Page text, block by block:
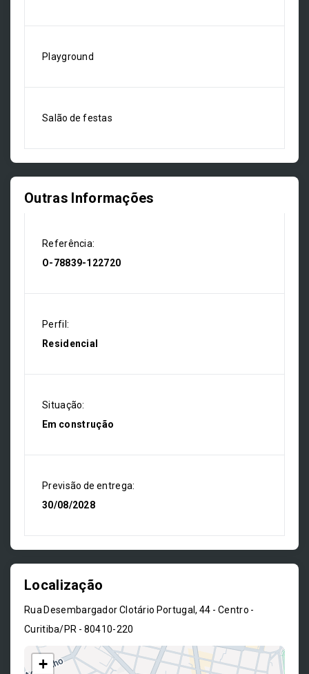
Playground
Salão de festas
Outras Informações
Referência:
O-78839-122720
Perfil:
Residencial
Situação:
Em construção
Previsão de entrega:
30/08/2028
Localização
Rua Desembargador Clotário Portugal, 44 - Centro -
Curitiba/PR - 80410-220
+